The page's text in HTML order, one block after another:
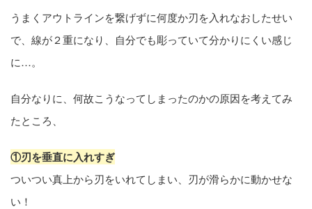
うまくアウトラインを繋げずに何度か刃を入れなおしたせい
で、線が２重になり、自分でも彫っていて分かりにくい感じ
に…。
自分なりに、何故こうなってしまったのかの原因を考えてみ
たところ、
①刃を垂直に入れすぎ
ついつい真上から刃をいれてしまい、刃が滑らかに動かせな
い！